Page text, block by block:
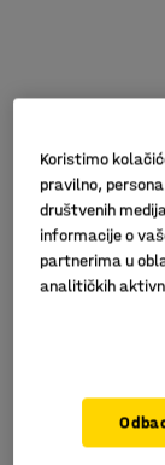
Za sobe za
Odgovara
Jednostavno i
Višenamjenski
Koristimo
pravilno,
društvenih
informacije o
partnerima u
analitičkih